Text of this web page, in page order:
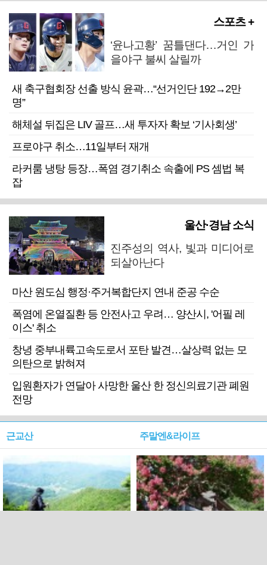
스포츠 +
‘윤나고황’ 꿈틀댄다…거인 가
을야구 불씨 살릴까
새 축구협회장 선출 방식 윤곽…“선거인단 192→2만
명”
해체설 뒤집은 LIV 골프…새 투자자 확보 ‘기사회생’
프로야구 취소…11일부터 재개
라커룸 냉탕 등장…폭염 경기취소 속출에 PS 셈법 복
잡
울산·경남 소식
진주성의 역사, 빛과 미디어로
되살아난다
마산 원도심 행정·주거복합단지 연내 준공 수순
폭염에 온열질환 등 안전사고 우려… 양산시, '어필 레
이스' 취소
창녕 중부내륙고속도로서 포탄 발견…살상력 없는 모
의탄으로 밝혀져
입원환자가 연달아 사망한 울산 한 정신의료기관 폐원
전망
근교산 주말엔&라이프